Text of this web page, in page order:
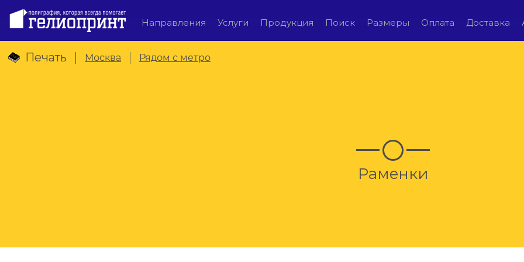
Направления Услуги Продукция Поиск Размеры Оплата Доставка
Печать Москва Рядом с метро
Раменки